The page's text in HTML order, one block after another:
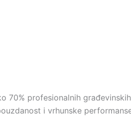
70% profesionalnih
i vrhunske